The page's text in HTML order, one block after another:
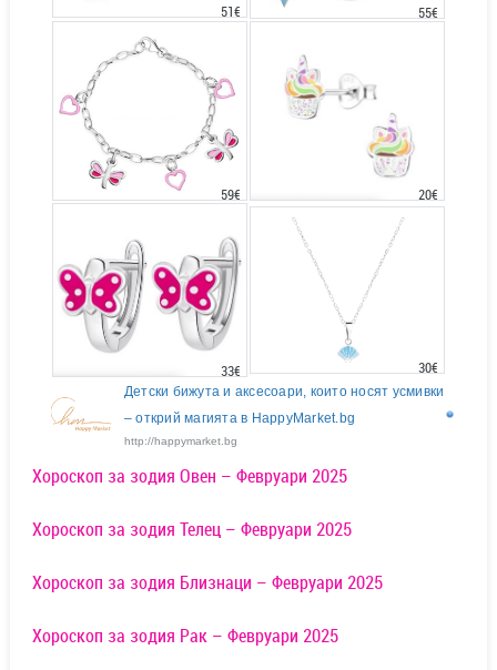
51€ 55€
59€ 20€
33€ 30€
Детски бижута и аксесоари, които носят усмивки
– открий магията в HappyMarket.bg
http://happymarket.bg
Хороскоп за зодия Овен – Февруари 2025
Хороскоп за зодия Телец – Февруари 2025
Хороскоп за зодия Близнаци – Февруари 2025
Хороскоп за зодия Рак – Февруари 2025